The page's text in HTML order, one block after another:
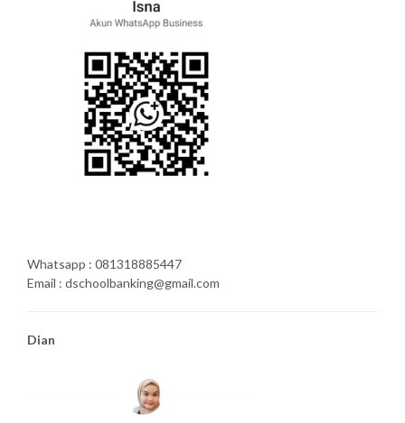
Whatsapp : 081318885447
Email : dschoolbanking@gmail.com
Dian